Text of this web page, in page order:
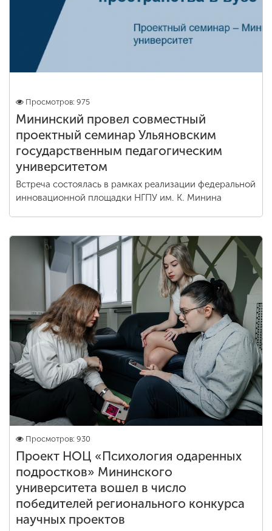
Просмотров: 975
Мининский провел совместный
проектный семинар Ульяновским
государственным педагогическим
университетом
Встреча состоялась в рамках реализации федеральной
инновационной площадки НГПУ им. К. Минина
Просмотров: 930
Проект НОЦ «Психология одаренных
подростков» Мининского
университета вошел в число
победителей регионального конкурса
научных проектов